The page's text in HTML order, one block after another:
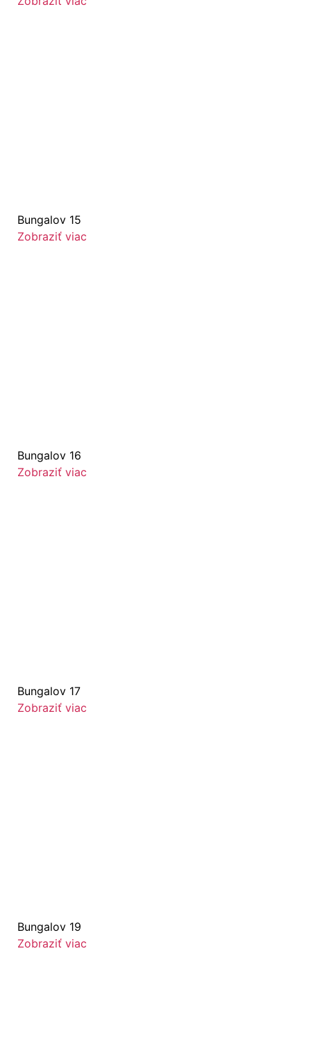
Bungalov 15
Zobraziť viac
Bungalov 16
Zobraziť viac
Bungalov 17
Zobraziť viac
Bungalov 19
Zobraziť viac